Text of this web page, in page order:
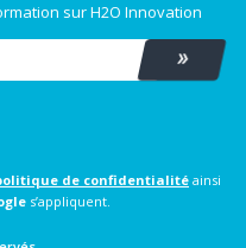
sur H2O Innovation
Subscribe
de confidentialitéainsi
s’appliquent.